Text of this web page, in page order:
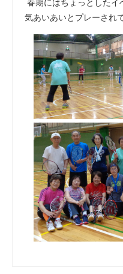
春期にはちょっとしたイ
気あいあいとプレーされ